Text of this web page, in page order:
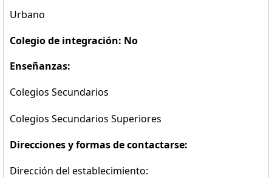
Urbano
Colegio de integración: No
Enseñanzas:
Colegios Secundarios
Colegios Secundarios Superiores
Direcciones y formas de contactarse:
Dirección del establecimiento: